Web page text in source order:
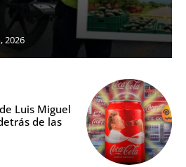
2026
Luis Miguel
de las